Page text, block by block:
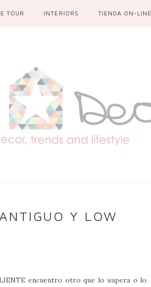
TOUR INTERIORS TIENDA ON-LINE
Y LOW
encuentro otro que lo supera o lo